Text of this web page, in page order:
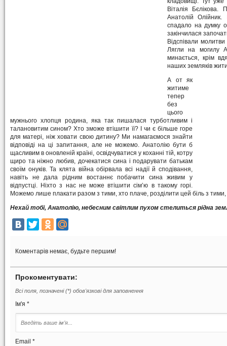
Віталія
Анатолій
спадало на думку
закінчилася
Відспівали
Лягли на могилу
минається, крім
наших земляків
А от як
житиме
тепер
без
цього
мужнього хлопця родина, яка так пишалася турботливим і
талановитим сином? Хто зможе втішити її? І чи є більше горе
для матері, ніж ховати свою дитину? Ми намагаємося знайти
відповіді на ці запитання, але не можемо. Анатолію бути б
щасливим в оновленій країні, освідчуватися у коханні тій, котру
щиро та ніжно любив, дочекатися сина і подарувати батькам
своїм онуків. Та клята війна обірвала всі надії й сподівання,
навіть не дала рідним востаннє побачити сина живим у
відпустці. Ніхто з нас не може втішити сім’ю в такому горі.
Можемо лише плакати разом з тими, хто плаче, розділити цей біль з
Нехай тобі, Анатолію, небесним світлим пухом стелиться рідна
Коментарів немає, будьте першим!
Прокоментувати:
Всі поля, позначені (*) обов'язкові для заповнення
Ім'я *
Email *